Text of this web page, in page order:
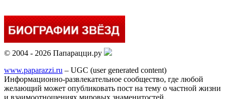
© 2004 - 2026 Папарацци.ру
www.paparazzi.ru – UGC (user generated content)
Информационно-развлекательное сообщество, где любой
желающий может опубликовать пост на тему о частной жизни
и взаимоотношениях мировых знаменитостей.